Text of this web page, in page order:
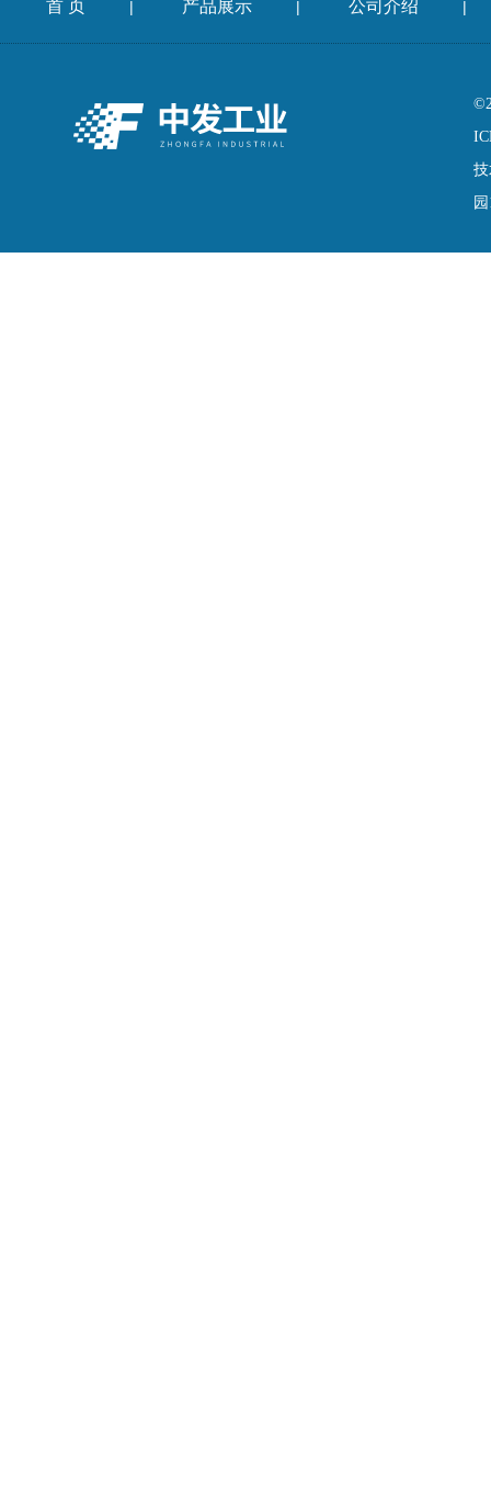
首 页 | 产品展示 | 公司介绍 |